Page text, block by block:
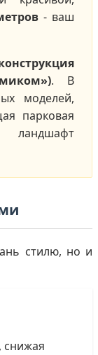
- ваш
. В
моделей,
парковая
ландшафт
стилю, но и
снижая